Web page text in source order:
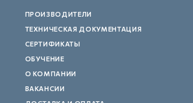
ПРОИЗВОДИТЕЛИ
ТЕХНИЧЕСКАЯ ДОКУМЕНТАЦИЯ
СЕРТИФИКАТЫ
ОБУЧЕНИЕ
О КОМПАНИИ
ВАКАНСИИ